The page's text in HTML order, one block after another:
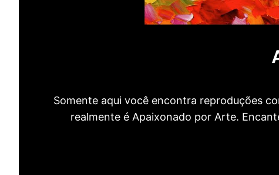
Somente aqui você encontra reproduções
realmente é Apaixonado por Arte.